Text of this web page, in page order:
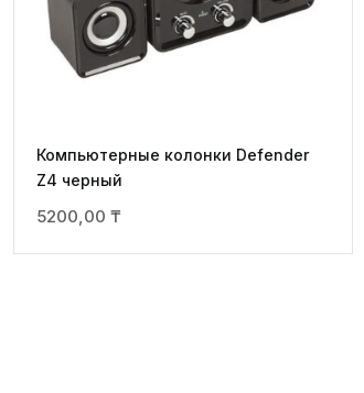
Компьютерные колонки Defender
Z4 черный
5200,00 ₸